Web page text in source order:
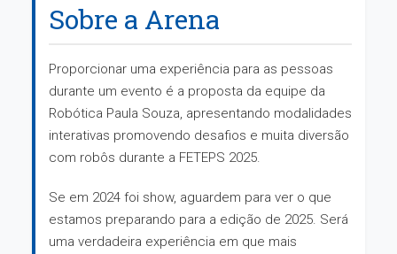
Sobre a Arena
Proporcionar uma experiência para as pessoas
durante um evento é a proposta da equipe da
Robótica Paula Souza, apresentando modalidades
interativas promovendo desafios e muita diversão
com robôs durante a FETEPS 2025.
Se em 2024 foi show, aguardem para ver o que
estamos preparando para a edição de 2025. Será
uma verdadeira experiência em que mais